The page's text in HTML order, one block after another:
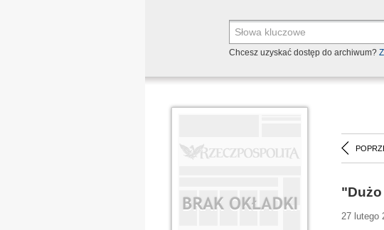
Chcesz uzyskać dostęp do archiwum?
"Dużo
27 lutego